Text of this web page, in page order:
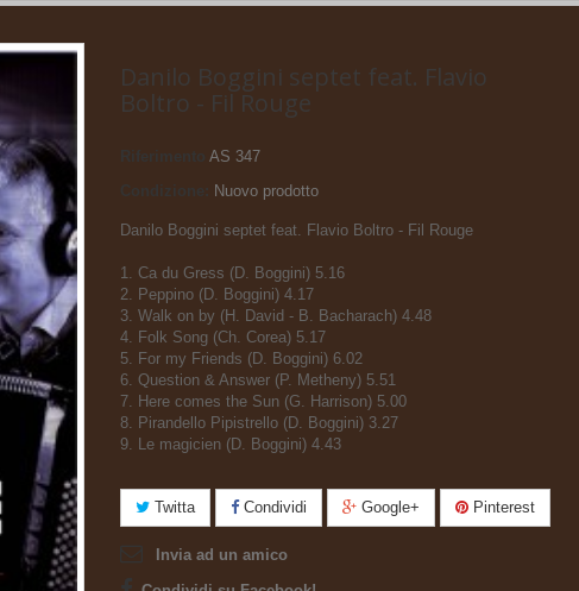
Danilo Boggini septet feat. Flavio
Boltro - Fil Rouge
Riferimento
AS 347
Nuovo prodotto
Danilo Boggini septet feat. Flavio Boltro - Fil Rouge
1. Ca du Gress (D. Boggini) 5.16
2. Peppino (D. Boggini) 4.17
3. Walk on by (H. David - B. Bacharach) 4.48
4. Folk Song (Ch. Corea) 5.17
5. For my Friends (D. Boggini) 6.02
6. Question & Answer (P. Metheny) 5.51
7. Here comes the Sun (G. Harrison) 5.00
8. Pirandello Pipistrello (D. Boggini) 3.27
9. Le magicien (D. Boggini) 4.43
Twitta Condividi Google+ Pinterest
Invia ad un amico